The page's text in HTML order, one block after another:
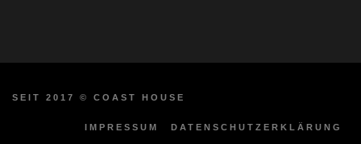
SEIT 2017 © COAST HOUSE
IMPRESSUM DATENSCHUTZERKLÄRUNG